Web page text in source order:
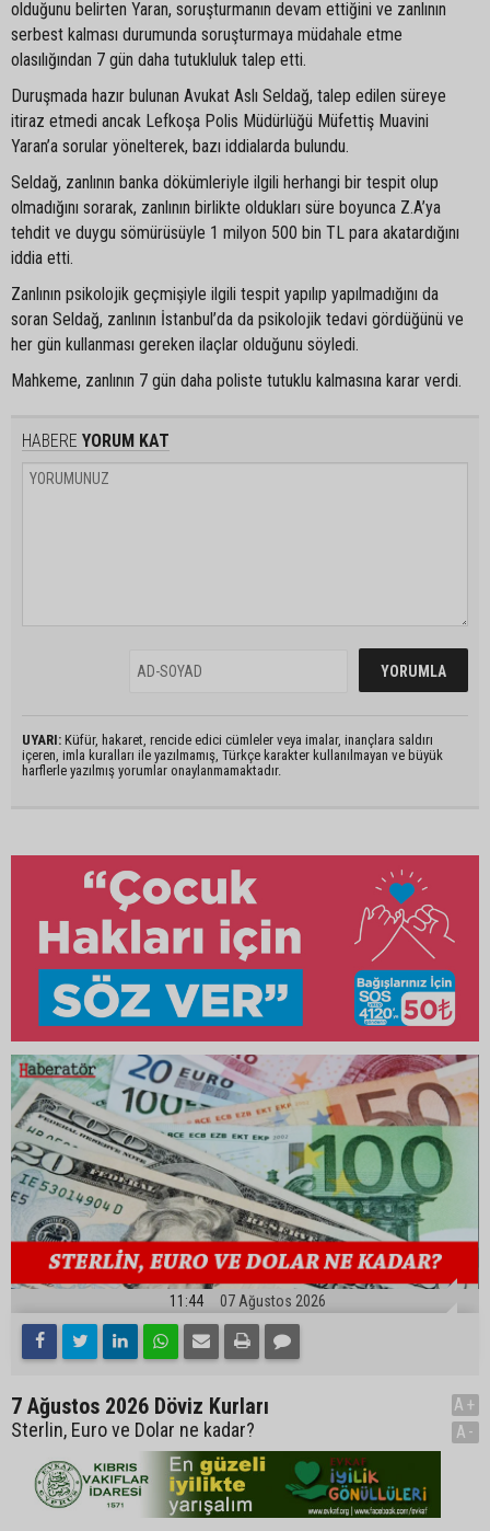
olduğunu belirten Yaran, soruşturmanın devam ettiğini ve zanlının
serbest kalması durumunda soruşturmaya müdahale etme
olasılığından 7 gün daha tutukluluk talep etti.
Duruşmada hazır bulunan Avukat Aslı Seldağ, talep edilen süreye
itiraz etmedi ancak Lefkoşa Polis Müdürlüğü Müfettiş Muavini
Yaran’a sorular yönelterek, bazı iddialarda bulundu.
Seldağ, zanlının banka dökümleriyle ilgili herhangi bir tespit olup
olmadığını sorarak, zanlının birlikte oldukları süre boyunca Z.A’ya
tehdit ve duygu sömürüsüyle 1 milyon 500 bin TL para akatardığını
iddia etti.
Zanlının psikolojik geçmişiyle ilgili tespit yapılıp yapılmadığını da
soran Seldağ, zanlının İstanbul’da da psikolojik tedavi gördüğünü ve
her gün kullanması gereken ilaçlar olduğunu söyledi.
Mahkeme, zanlının 7 gün daha poliste tutuklu kalmasına karar verdi.
HABERE YORUM KAT
UYARI: Küfür, hakaret, rencide edici cümleler veya imalar, inançlara saldırı
içeren, imla kuralları ile yazılmamış, Türkçe karakter kullanılmayan ve büyük
harflerle yazılmış yorumlar onaylanmamaktadır.
11:44 07 Ağustos 2026
7 Ağustos 2026 Döviz Kurları
Sterlin, Euro ve Dolar ne kadar?
A+
A-